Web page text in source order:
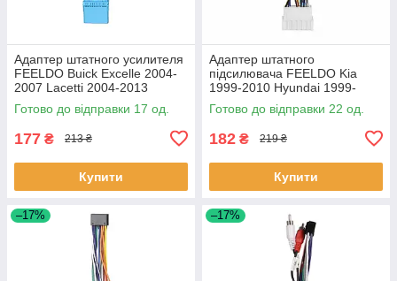
Адаптер штатного усилителя
FEELDO Buick Excelle 2004-
2007 Lacetti 2004-2013
Nubira 2003-2010 (6774)
17шт
Готово до відправки 17 од.
177 ₴ 213 ₴
Купити
Адаптер штатного
підсилювача FEELDO Kia
1999-2010 Hyundai 1999-
2012 (6526) Хюндай Кіа 22
шт.
Готово до відправки 22 од.
182 ₴ 219 ₴
Купити
–17% –17%